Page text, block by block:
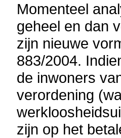
Momenteel
geheel en dan
zijn nieuwe
883/2004.
de inwoners
verordening
zijn op het